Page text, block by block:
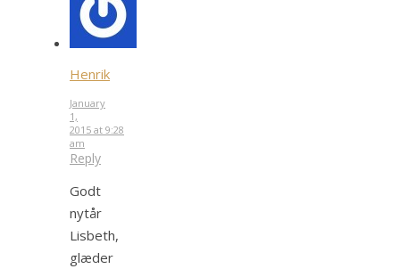
Henrik
January
1,
2015 at 9:28
am
Reply
Godt
nytår
Lisbeth,
glæder